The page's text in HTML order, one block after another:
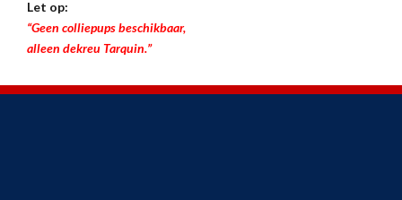
Let op:
“Geen colliepups beschikbaar,
alleen dekreu Tarquin.”